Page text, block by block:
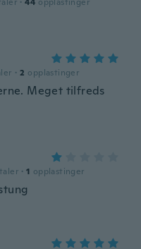
· 2 opplastinger
Meget tilfreds
· 1 opplastinger